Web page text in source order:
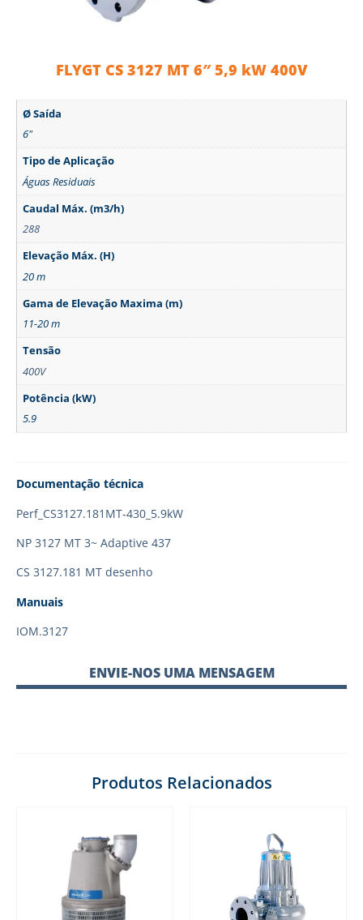
FLYGT CS 3127 MT 6″ 5,9 kW 400V
Ø Saída
6"
Tipo de Aplicação
Águas Residuais
Caudal Máx. (m3/h)
288
Elevação Máx. (H)
20 m
Gama de Elevação Maxima (m)
11-20 m
Tensão
400V
Potência (kW)
5.9
Documentação técnica
Perf_CS3127.181MT-430_5.9kW
NP 3127 MT 3~ Adaptive 437
CS 3127.181 MT desenho
Manuais
IOM.3127
ENVIE-NOS UMA MENSAGEM
Produtos Relacionados